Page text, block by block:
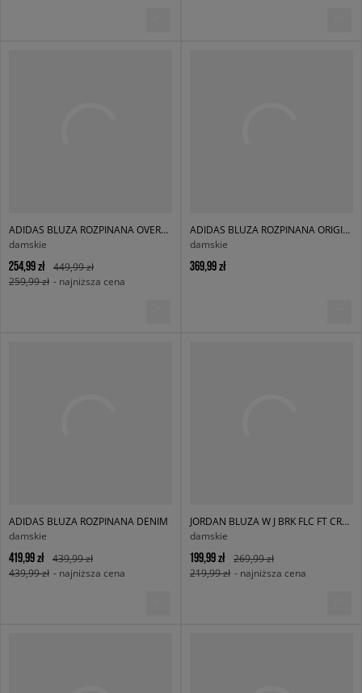
ADIDAS BLUZA ROZPINANA OVERSIZED
damskie
254,99 zł
449,99 zł
259,99 zł - najniższa cena
ADIDAS BLUZA ROZPINANA ORIGINALS TRACK TOP
damskie
369,99 zł
ADIDAS BLUZA ROZPINANA DENIM
damskie
419,99 zł
439,99 zł
439,99 zł - najniższa cena
JORDAN BLUZA W J BRK FLC FT CREW 24
damskie
199,99 zł
269,99 zł
219,99 zł - najniższa cena